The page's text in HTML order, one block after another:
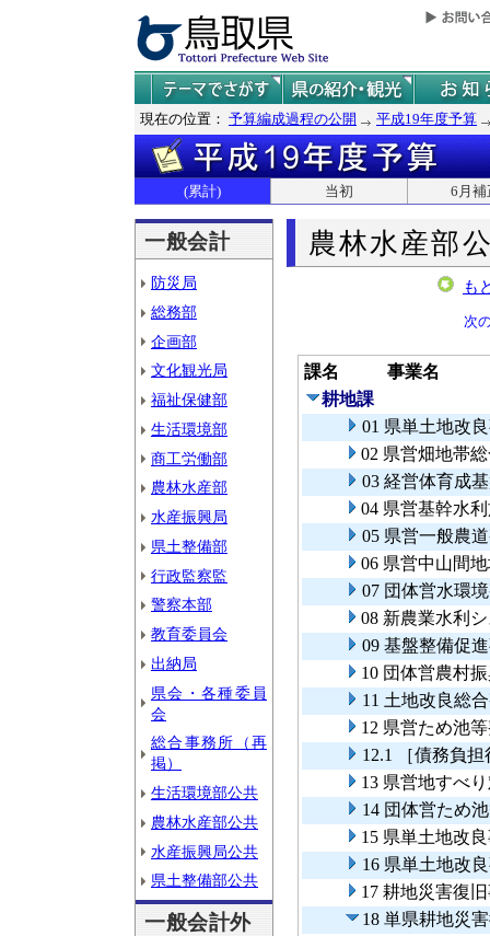
現在の位置： 予算編成過程の公開 平成19年度予算
(累計) 当初 6月補
一般会計
防災局
総務部
企画部
文化観光局
福祉保健部
生活環境部
商工労働部
農林水産部
水産振興局
県土整備部
行政監察監
警察本部
教育委員会
出納局
県会・各種委員
会
総合事務所（再
掲）
生活環境部公共
農林水産部公共
水産振興局公共
県土整備部公共
一般会計外
農林水産部
も
次
課名
事業名
耕地課
01 県単土地改
02 県営畑地帯
03 経営体育成
04 県営基幹水
05 県営一般農
06 県営中山間
07 団体営水環
08 新農業水利
09 基盤整備促
10 団体営農村
11 土地改良総
12 県営ため池
12.1 ［債務負
13 県営地すべ
14 団体営ため
15 県単土地改
16 県単土地改
17 耕地災害復
18 単県耕地災